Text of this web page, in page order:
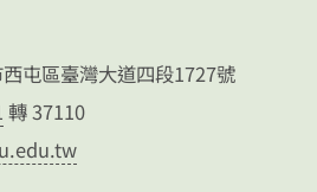
屯區臺灣大道四段1727號
轉 37110